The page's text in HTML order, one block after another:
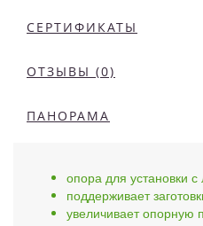
СЕРТИФИКАТЫ
ОТЗЫВЫ (0)
ПАНОРАМА
опора для установки
поддерживает
увеличивает опорную